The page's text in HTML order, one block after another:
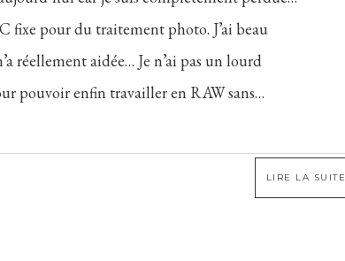
fixe pour du traitement photo. J’ai beau
réellement aidée… Je n’ai pas un lourd
pouvoir enfin travailler en RAW sans…
LIRE LA SUITE